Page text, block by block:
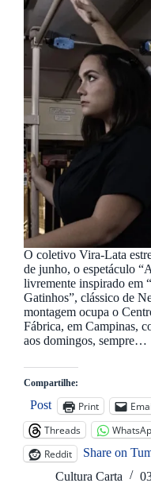
O coletivo Vira-Lata
de junho, o espetáculo
livremente inspirado em
Gatinhos”, clássico de
montagem ocupa o
Fábrica, em Campinas,
aos domingos, sempre…
Compartilhe:
Post Print
Threads
Reddit
Share on
Cultura Carta